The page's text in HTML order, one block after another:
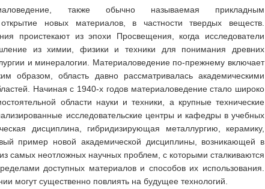
также обычно называемая прикладным
новых материалов, в частности твердых веществ.
проистекают из эпохи Просвещения, когда исследователи
из химии, физики и техники для понимания древних
и минералогии. Материаловедение по-прежнему включает
образом, область давно рассматривалась академическими
Начиная с 1940-х годов материаловедение стало широко
области науки и техники, а крупные технические
исследовательские центры и кафедры в учебных
дисциплина, гибридизирующая металлургию, керамику,
пример новой академической дисциплины, возникающей в
самых неотложных научных проблем, с которыми сталкиваются
доступных материалов и способов их использования.
могут существенно повлиять на будущее технологий.